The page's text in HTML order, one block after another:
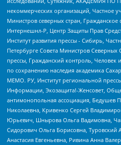
некоммерческих организаций, Частное
Министров северных стран, Гражданское
Интернешнл-Р, Центр Защиты Прав
Институт развития прессы - Сибирь,
Петербурге Совета Министров
прессы, Гражданский контроль, Человек
по сохранению наследия академика
МЕМО. РУ, Институт региональной
Информации, Экозащита!-Женсовет,
антимонопольная ассоциация, Бедушев
Николаевна, Кривенко Сергей
Юрьевич, Шнырова Ольга Вадимовна,
Сидорович Ольга Борисовна, Туровский
Анастасия Евгеньевна, Ривина Анна